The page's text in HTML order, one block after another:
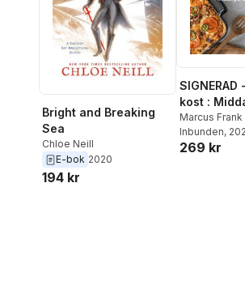
Bright and Breaking
Sea
Chloe Neill
E-bok 2020
194 kr
kost :
matlådor
Marcus Frank
Inbunden,
269 kr